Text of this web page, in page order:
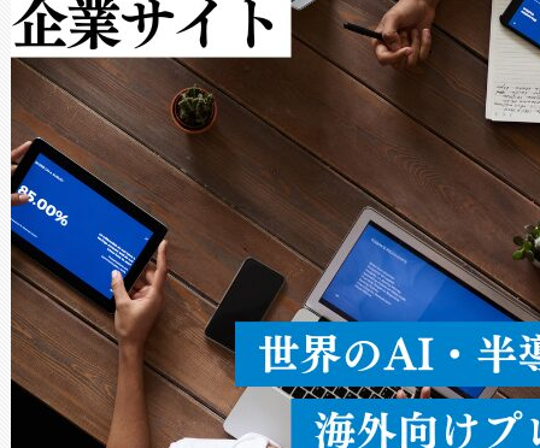
作業と点群処理を簡素化でき
Avia 2は、2種類のFOVオプシ
× 80°のノーマルモード、長
ードを切り替えて使用するこ
ることなく、単一のデバイス
うにします。遠距離まで届く
密度なスキャ […]